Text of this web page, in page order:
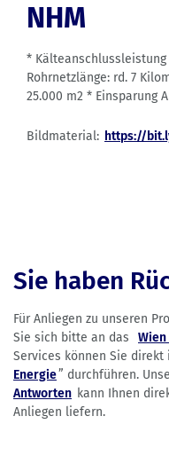
NHM
*
Rohrnetzlänge: rd. 7
25.000 m2 * Einsparung
Bildmaterial: https://
Sie haben
Für Anliegen zu unseren
Sie sich bitte an das
Services können Sie direkt
Energie” durchführen.
Antworten kann Ihnen
Anliegen liefern.